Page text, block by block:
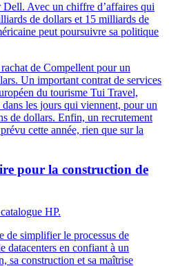
Dell. Avec un chiffre d’affaires qui
de dollars et 15 milliards de
peut poursuivre sa politique
de Compellent pour un
Un important contrat de services
du tourisme Tui Travel,
les jours qui viennent, pour un
de dollars. Enfin, un recrutement
cette année, rien que sur la
pour la construction de
HP.
de simplifier le processus de
datacenters en confiant à un
sa construction et sa maîtrise